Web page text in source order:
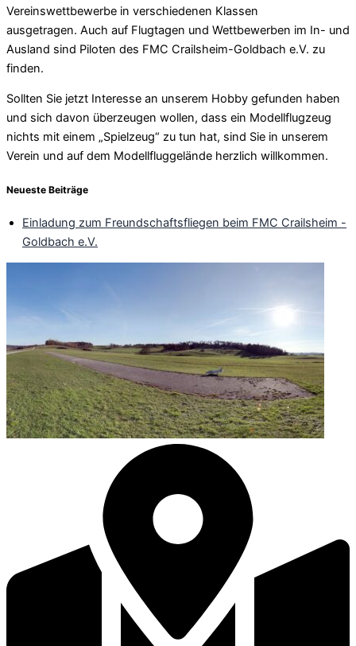
Vereinswettbewerbe in verschiedenen Klassen
ausgetragen. Auch auf Flugtagen und Wettbewerben im In- und
Ausland sind Piloten des FMC Crailsheim-Goldbach e.V. zu
finden.
Sollten Sie jetzt Interesse an unserem Hobby gefunden haben
und sich davon überzeugen wollen, dass ein Modellflugzeug
nichts mit einem „Spielzeug“ zu tun hat, sind Sie in unserem
Verein und auf dem Modellfluggelände herzlich willkommen.
Neueste Beiträge
Einladung zum Freundschaftsfliegen beim FMC Crailsheim -
Goldbach e.V.